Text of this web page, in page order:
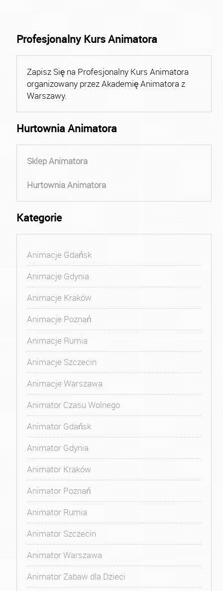
Profesjonalny Kurs Animatora
Zapisz Się na Profesjonalny Kurs Animatora
organizowany przez Akademię Animatora z
Warszawy.
Hurtownia Animatora
Sklep Animatora
Hurtownia Animatora
Kategorie
Animacje Gdańsk
Animacje Gdynia
Animacje Kraków
Animacje Poznań
Animacje Rumia
Animacje Szczecin
Animacje Warszawa
Animator Czasu Wolnego
Animator Gdańsk
Animator Gdynia
Animator Kraków
Animator Poznań
Animator Rumia
Animator Szczecin
Animator Warszawa
Animator Zabaw dla Dzieci